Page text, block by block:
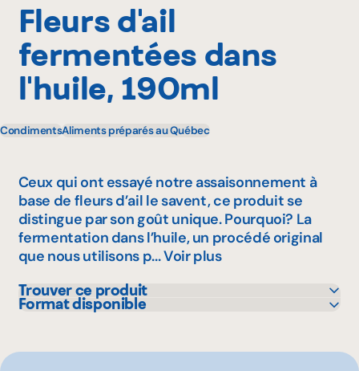
Fleurs d'ail
fermentées dans
l'huile, 190ml
CondimentsAliments préparés au Québec
Ceux qui ont essayé notre assaisonnement à
base de fleurs d’ail le savent, ce produit se
distingue par son goût unique. Pourquoi? La
fermentation dans l’huile, un procédé original
que nous utilisons p...Voir plus
Trouver ce produit
Avril - supermarché santé
Marchés Tradition
Format disponible